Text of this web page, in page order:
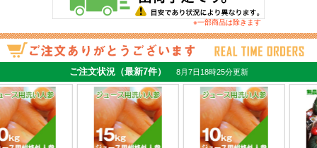
※一部商品は除きます